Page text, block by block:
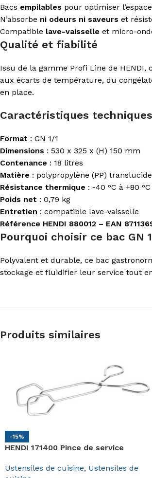
Bacs empilables pour optimiser
N’absorbe ni odeurs ni saveurs et
Compatible lave-vaisselle et micro-
Qualité et fiabilité
Issu de la gamme Profi Line de
aux écarts de température, du
en place.
Caractéristiques techniques
Format : GN 1/1
Dimensions : 530 x 325 x (H) 150 mm
Contenance : 18 litres
Matière : polypropylène (PP) translucide
Résistance thermique : -40 °C à +80 °C
Poids net : 0,79 kg
Entretien : compatible lave-vaisselle
Référence HENDI 880012 – EAN
Pourquoi choisir ce bac GN
Polyvalent et durable, ce bac
stockage et fluidifier leur service tout
Produits similaires
-15%
HENDI 171400 Pince de service
Ustensiles de cuisine, Ustensiles de